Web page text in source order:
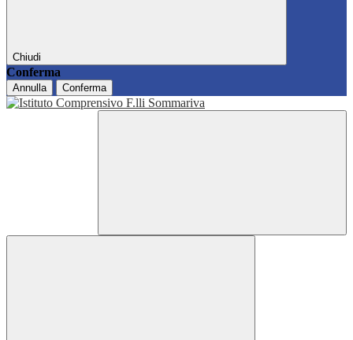
Chiudi
Conferma
Annulla Conferma